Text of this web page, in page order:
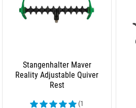
Stangenhalter Maver
Reality Adjustable Quiver
Rest
(1